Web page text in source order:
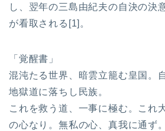
し、翌年の三島由紀夫の自決の決
が看取される[1]。
「覚醒書」
混沌たる世界、暗雲立籠む皇国。
地獄道に落ちし民族。
これを救う道、一事に極む。これ
の心なり。無私の心、真我に通ず